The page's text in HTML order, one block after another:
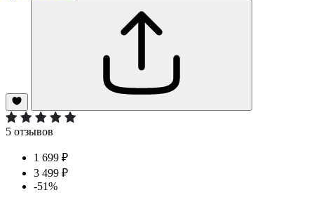
5 отзывов
1 699 ₽
3 499 ₽
-51%